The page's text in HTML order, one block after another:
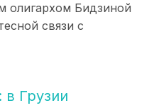
олигархом Бидзиной
связи с
Грузии